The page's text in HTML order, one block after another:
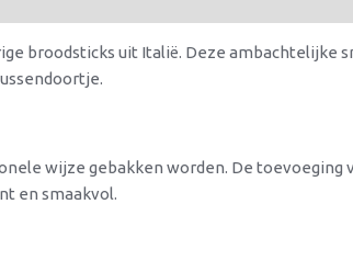
broodsticks uit Italië. Deze
wijze gebakken worden. De
en smaakvol.